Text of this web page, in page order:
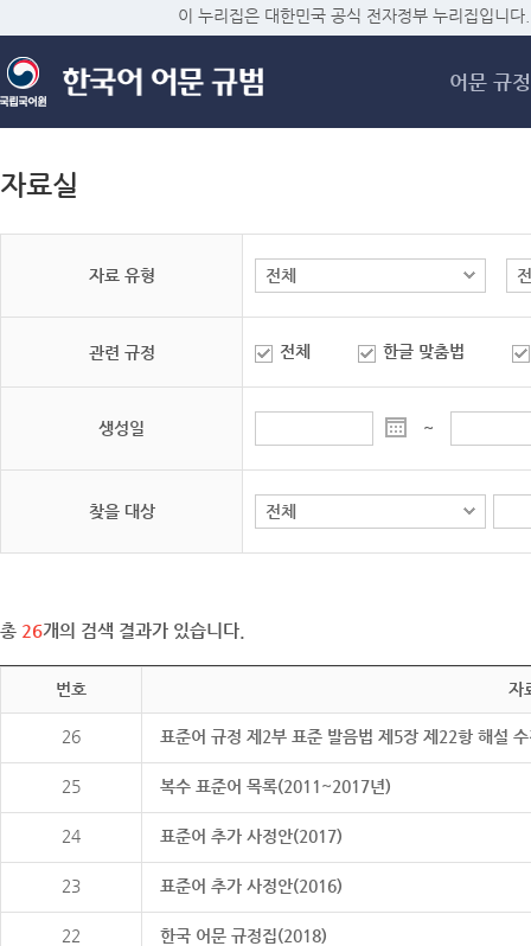
메
이 누리집은 대한민국 공식 전자정부 누리집입니다.
어문 규정
자료실
자료 유형
관련 규정 전체 한글 맞춤법
생성일 ~
찾을 대상
총 26개의 검색 결과가 있습니다.
번호 자
26 표준어 규정 제2부 표준 발음법 제5장 제22항 해설
25 복수 표준어 목록(2011~2017년)
24 표준어 추가 사정안(2017)
23 표준어 추가 사정안(2016)
22 한국 어문 규정집(2018)